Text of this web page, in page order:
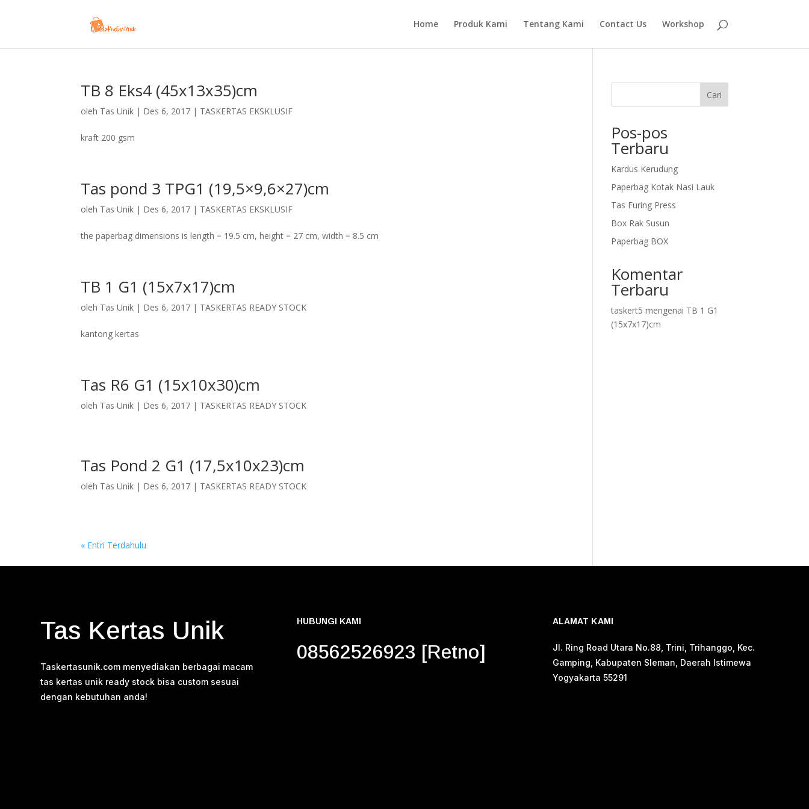
Home Produk Kami Tentang Kami Contact Us Workshop
TB 8 Eks4 (45x13x35)cm
oleh Tas Unik | Des 6, 2017 | TASKERTAS EKSKLUSIF
kraft 200 gsm
Tas pond 3 TPG1 (19,5×9,6×27)cm
oleh Tas Unik | Des 6, 2017 | TASKERTAS EKSKLUSIF
the paperbag dimensions is length = 19.5 cm, height = 27 cm, width = 8.5 cm
TB 1 G1 (15x7x17)cm
oleh Tas Unik | Des 6, 2017 | TASKERTAS READY STOCK
kantong kertas
Tas R6 G1 (15x10x30)cm
oleh Tas Unik | Des 6, 2017 | TASKERTAS READY STOCK
Tas Pond 2 G1 (17,5x10x23)cm
oleh Tas Unik | Des 6, 2017 | TASKERTAS READY STOCK
« Entri Terdahulu
Cari
Pos-pos
Terbaru
Kardus Kerudung
Paperbag Kotak Nasi Lauk
Tas Furing Press
Box Rak Susun
Paperbag BOX
Komentar
Terbaru
taskert5 mengenai TB 1 G1
(15x7x17)cm
Tas Kertas Unik
Taskertasunik.com menyediakan berbagai macam
tas kertas unik ready stock bisa custom sesuai
dengan kebutuhan anda!
HUBUNGI KAMI
08562526923 [Retno]
ALAMAT KAMI
Jl. Ring Road Utara No.88, Trini, Trihanggo, Kec.
Gamping, Kabupaten Sleman, Daerah Istimewa
Yogyakarta 55291